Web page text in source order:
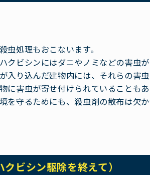
虫処理もおこないます。
クビシンにはダニやノミなどの害虫
入り込んだ建物内には、それらの害
に害虫が寄せ付けられていることもあ
を守るためにも、殺虫剤の散布は欠か
ビシン駆除を終えて）